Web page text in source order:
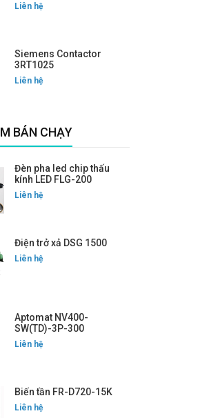
Liên hệ
Siemens Contactor
3RT1025
Liên hệ
BÁN CHẠY
Đèn pha led chip thấu
kính LED FLG-200
Liên hệ
Điện trở xả DSG 1500
Liên hệ
Aptomat NV400-
SW(TD)-3P-300
Liên hệ
Biến tần FR-D720-15K
Liên hệ